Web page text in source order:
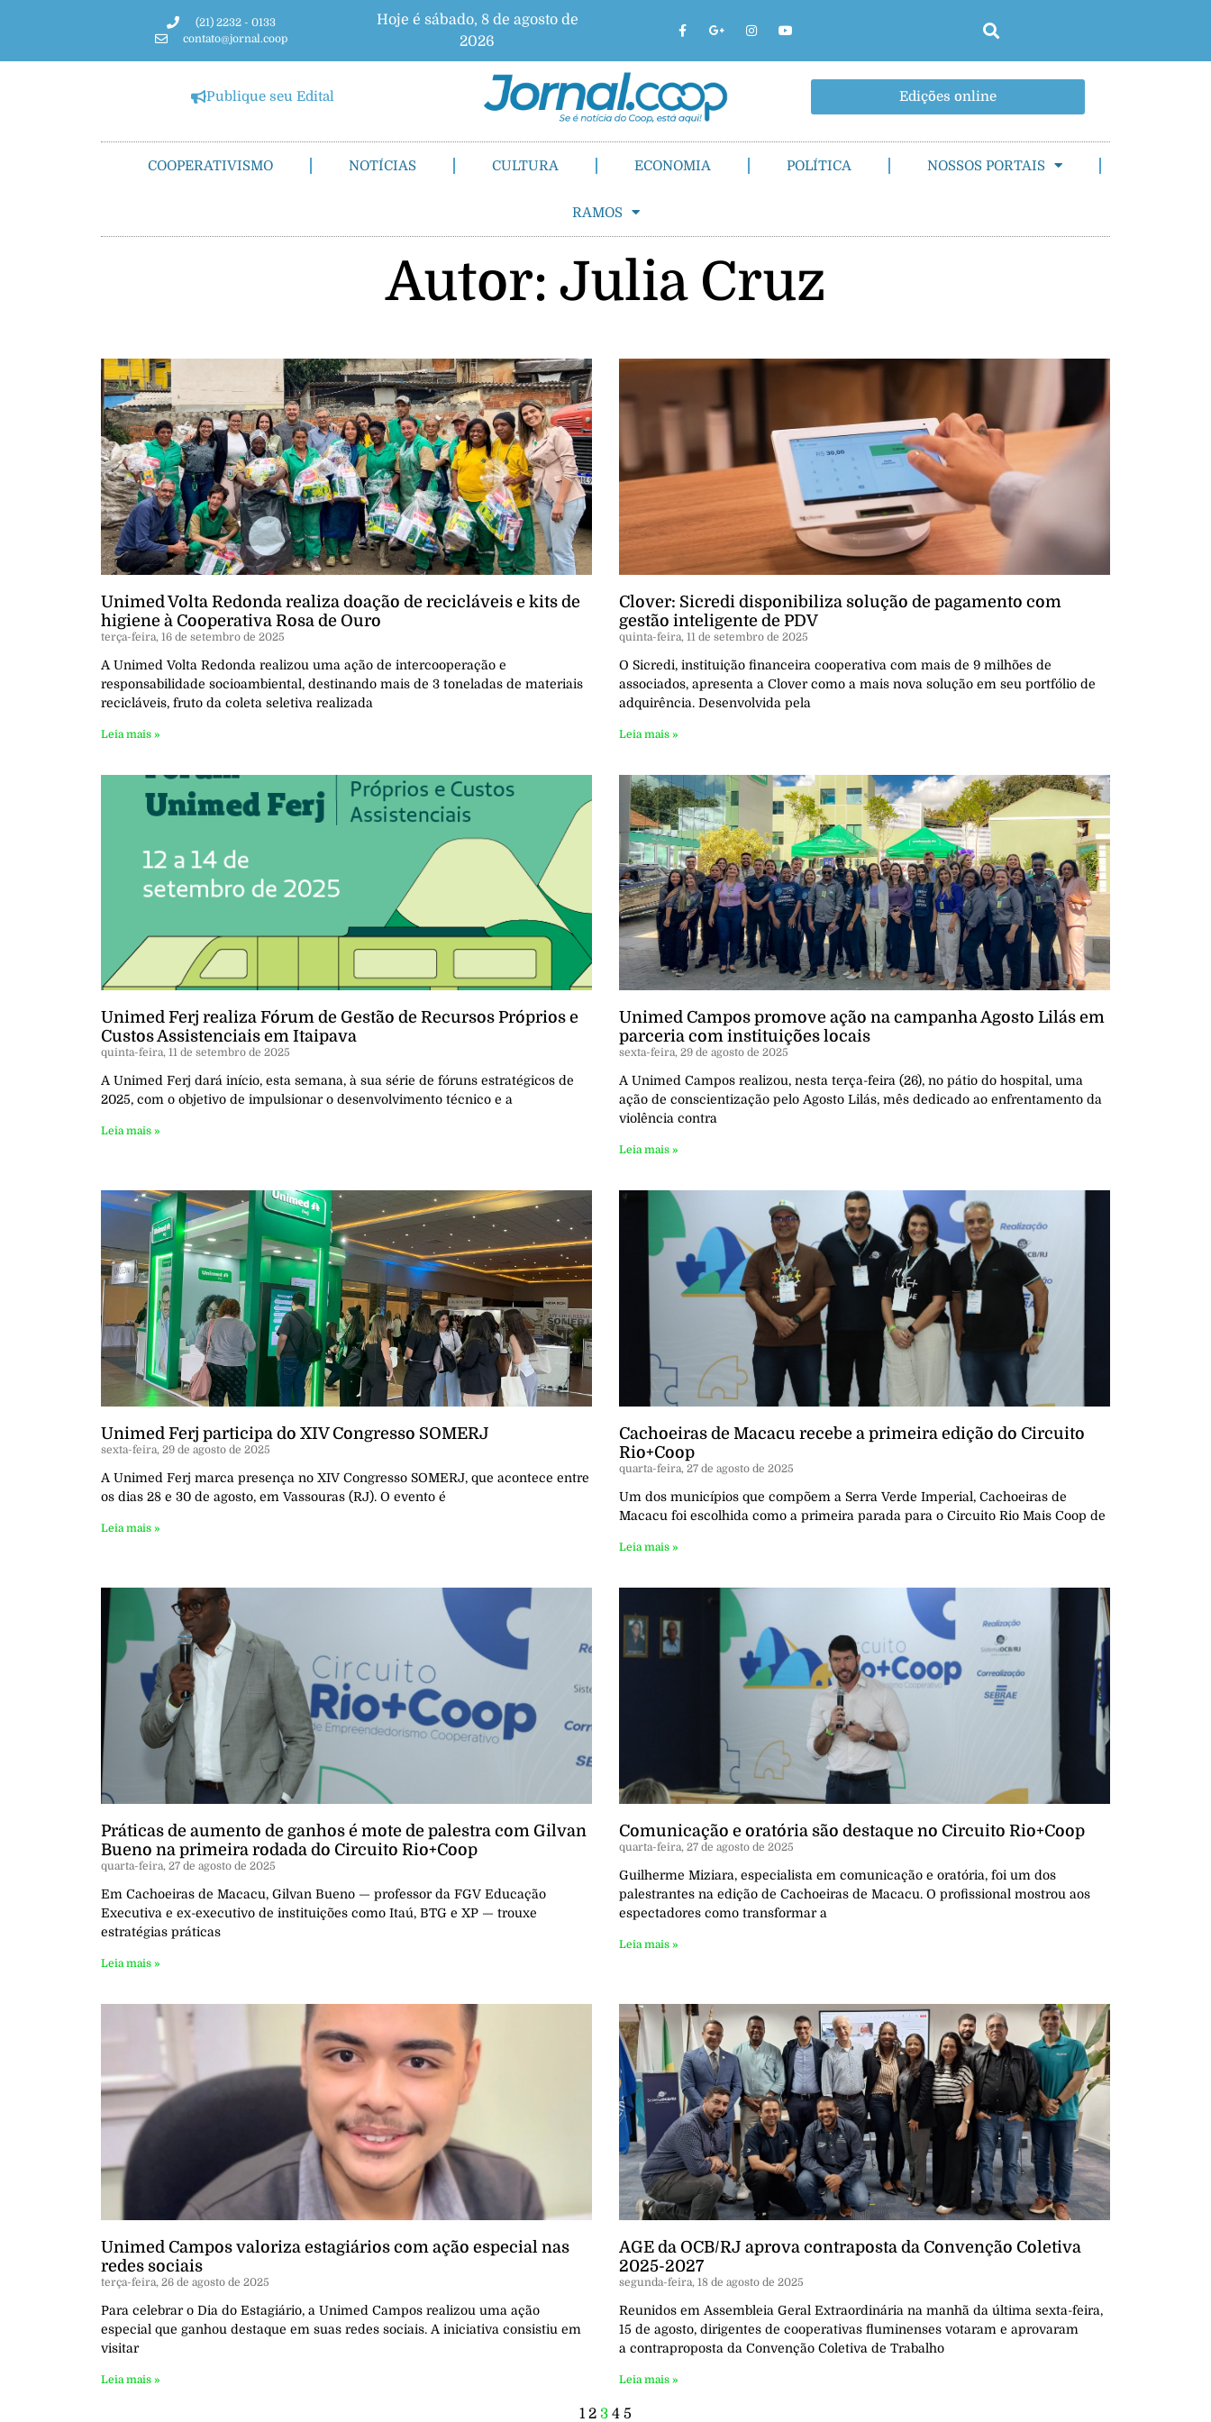
(21) 2232 - 0133
contato@jornal.coop
Hoje é sábado, 8 de agosto de
2026
Publique seu Edital Edições online
COOPERATIVISMO NOTÍCIAS CULTURA ECONOMIA POLÍTICA NOSSOS PORTAIS
RAMOS
Autor: Julia Cruz
Unimed Volta Redonda realiza doação de recicláveis e kits de
higiene à Cooperativa Rosa de Ouro
terça-feira, 16 de setembro de 2025
A Unimed Volta Redonda realizou uma ação de intercooperação e
responsabilidade socioambiental, destinando mais de 3 toneladas de materiais
recicláveis, fruto da coleta seletiva realizada
Leia mais »
Clover: Sicredi disponibiliza solução de pagamento com
gestão inteligente de PDV
quinta-feira, 11 de setembro de 2025
O Sicredi, instituição financeira cooperativa com mais de 9 milhões de
associados, apresenta a Clover como a mais nova solução em seu portfólio de
adquirência. Desenvolvida pela
Leia mais »
Unimed Ferj realiza Fórum de Gestão de Recursos Próprios e
Custos Assistenciais em Itaipava
quinta-feira, 11 de setembro de 2025
A Unimed Ferj dará início, esta semana, à sua série de fóruns estratégicos de
2025, com o objetivo de impulsionar o desenvolvimento técnico e a
Leia mais »
Unimed Campos promove ação na campanha Agosto Lilás em
parceria com instituições locais
sexta-feira, 29 de agosto de 2025
A Unimed Campos realizou, nesta terça-feira (26), no pátio do hospital, uma
ação de conscientização pelo Agosto Lilás, mês dedicado ao enfrentamento da
violência contra
Leia mais »
Unimed Ferj participa do XIV Congresso SOMERJ
sexta-feira, 29 de agosto de 2025
A Unimed Ferj marca presença no XIV Congresso SOMERJ, que acontece entre
os dias 28 e 30 de agosto, em Vassouras (RJ). O evento é
Leia mais »
Cachoeiras de Macacu recebe a primeira edição do Circuito
Rio+Coop
quarta-feira, 27 de agosto de 2025
Um dos municípios que compõem a Serra Verde Imperial, Cachoeiras de
Macacu foi escolhida como a primeira parada para o Circuito Rio Mais Coop de
Leia mais »
Práticas de aumento de ganhos é mote de palestra com Gilvan
Bueno na primeira rodada do Circuito Rio+Coop
quarta-feira, 27 de agosto de 2025
Em Cachoeiras de Macacu, Gilvan Bueno — professor da FGV Educação
Executiva e ex-executivo de instituições como Itaú, BTG e XP — trouxe
estratégias práticas
Leia mais »
Comunicação e oratória são destaque no Circuito Rio+Coop
quarta-feira, 27 de agosto de 2025
Guilherme Miziara, especialista em comunicação e oratória, foi um dos
palestrantes na edição de Cachoeiras de Macacu. O profissional mostrou aos
espectadores como transformar a
Leia mais »
Unimed Campos valoriza estagiários com ação especial nas
redes sociais
terça-feira, 26 de agosto de 2025
Para celebrar o Dia do Estagiário, a Unimed Campos realizou uma ação
especial que ganhou destaque em suas redes sociais. A iniciativa consistiu em
visitar
Leia mais »
AGE da OCB/RJ aprova contraposta da Convenção Coletiva
2025-2027
segunda-feira, 18 de agosto de 2025
Reunidos em Assembleia Geral Extraordinária na manhã da última sexta-feira,
15 de agosto, dirigentes de cooperativas fluminenses votaram e aprovaram
a contraproposta da Convenção Coletiva de Trabalho
Leia mais »
1 2 3 4 5